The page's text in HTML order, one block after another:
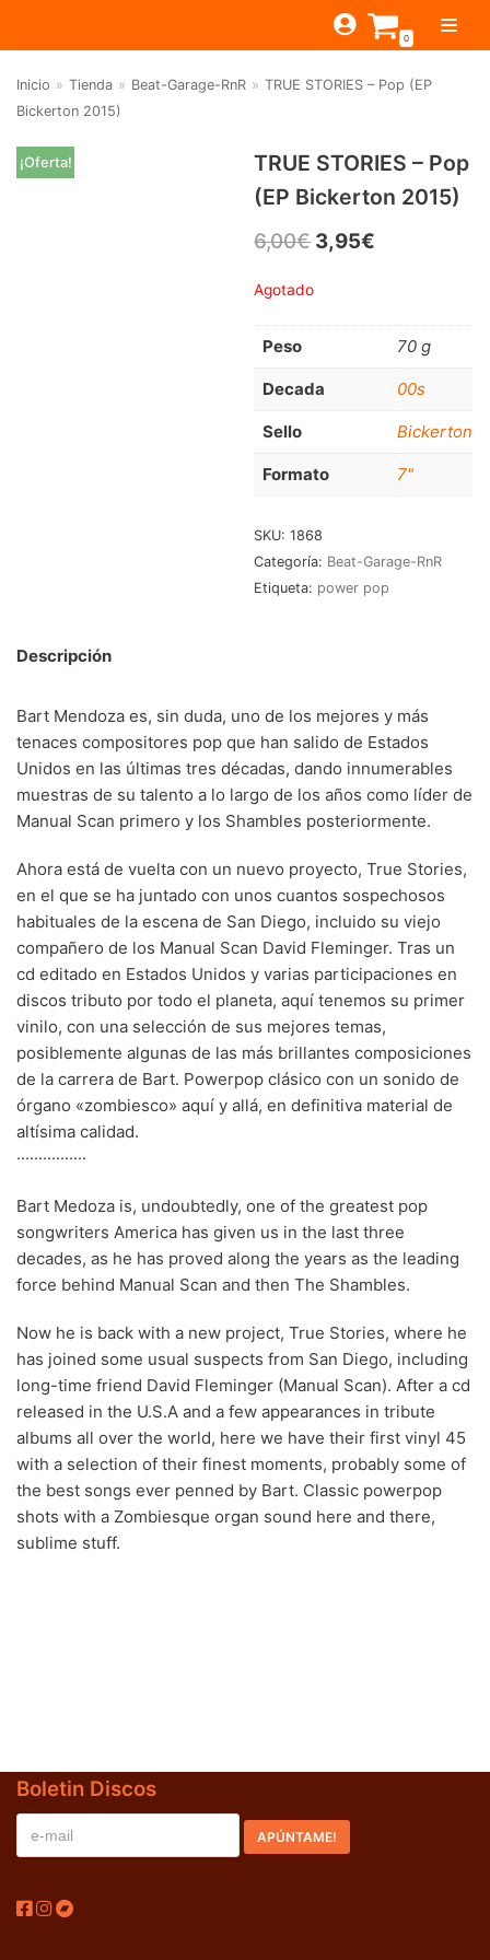
al
contenido
0
ESTILOS
BEAT-GARAGE-RNR
ALTERNATIVE-INDIE
RNB-SOUL-LATIN
JAZZ-BLUES
OFERTAS
PREGUNTAS?
JAGUAR
MONTEREY
CANTINA BAR
CONTACTO
(149)
Década
20s(0)
40s(2)
50s
(117)
60s(895)
(1174)
80s(155)
90s
(80)
00s (433)
Kommun 2(0)
12"
(2508)
10"(21)
CD(49)
Inicio » Tienda » Beat-Garage-RnR » TRUE STORIES – Pop (EP
Bickerton 2015)
¡Oferta!
TRUE STORIES – Pop
(EP Bickerton 2015)
6,00€ 3,95€
Agotado
Peso 70 g
Decada 00s
Sello Bickerton
Formato 7"
SKU:1868
Categoría: Beat-Garage-RnR
Etiqueta: power pop
Descripción
Bart Mendoza es, sin duda, uno de los mejores y más
tenaces compositores pop que han salido de Estados
Unidos en las últimas tres décadas, dando innumerables
muestras de su talento a lo largo de los años como líder de
Manual Scan primero y los Shambles posteriormente.
Ahora está de vuelta con un nuevo proyecto, True Stories,
en el que se ha juntado con unos cuantos sospechosos
habituales de la escena de San Diego, incluido su viejo
compañero de los Manual Scan David Fleminger. Tras un
cd editado en Estados Unidos y varias participaciones en
discos tributo por todo el planeta, aquí tenemos su primer
vinilo, con una selección de sus mejores temas,
posiblemente algunas de las más brillantes composiciones
de la carrera de Bart. Powerpop clásico con un sonido de
órgano «zombiesco» aquí y allá, en definitiva material de
altísima calidad.
················
Bart Medoza is, undoubtedly, one of the greatest pop
songwriters America has given us in the last three
decades, as he has proved along the years as the leading
force behind Manual Scan and then The Shambles.
Now he is back with a new project, True Stories, where he
has joined some usual suspects from San Diego, including
long-time friend David Fleminger (Manual Scan). After a cd
released in the U.S.A and a few appearances in tribute
albums all over the world, here we have their first vinyl 45
with a selection of their finest moments, probably some of
the best songs ever penned by Bart. Classic powerpop
shots with a Zombiesque organ sound here and there,
sublime stuff.
Boletin Discos